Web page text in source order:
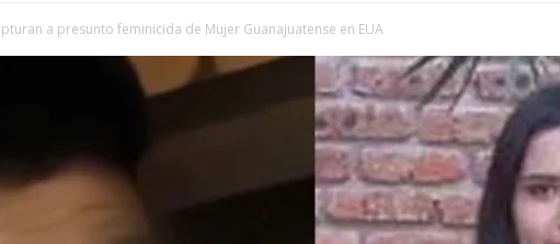
a presunto feminicida de Mujer Guanajuatense en EUA